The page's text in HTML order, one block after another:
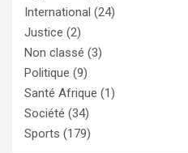
International (24)
Justice (2)
Non classé (3)
Politique (9)
Santé Afrique (1)
Société (34)
Sports (179)